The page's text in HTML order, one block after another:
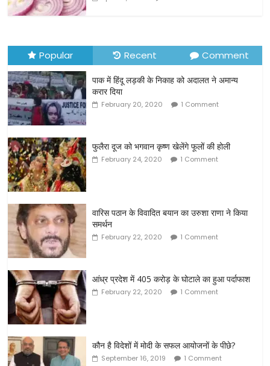
Popular Recent Comment
पाक में हिंदू लड़की के निकाह को अदालत ने अमान्य
करार दिया
February 20, 2020 1 Comment
फुलैरा दूज को भगवान कृष्ण खेलेंगे फूलों की होली
February 24, 2020 1 Comment
वारिस पठान के विवादित बयान का उरुशा राणा ने किया
समर्थन
February 22, 2020 1 Comment
आंध्र प्रदेश में 405 करोड़ के घोटाले का हुआ पर्दाफाश
February 22, 2020 1 Comment
कौन है विदेशों में मोदी के सफल आयोजनों के पीछे?
September 16, 2019 1 Comment